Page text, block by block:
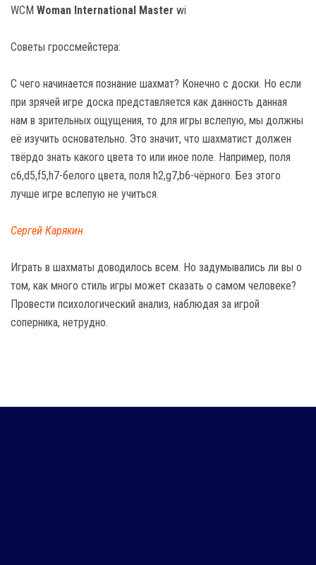
WCM Woman International Master wi
Советы гроссмейстера:
С чего начинается познание шахмат? Конечно с доски. Но если
при зрячей игре доска представляется как данность данная
нам в зрительных ощущения, то для игры вслепую, мы должны
её изучить основательно. Это значит, что шахматист должен
твёрдо знать какого цвета то или иное поле. Например, поля
c6,d5,f5,h7-белого цвета, поля h2,g7,b6-чёрного. Без этого
лучше игре вслепую не учиться.
Сергей Карякин
Играть в шахматы доводилось всем. Но задумывались ли вы о
том, как много стиль игры может сказать о самом человеке?
Провести психологический анализ, наблюдая за игрой
соперника, нетрудно.